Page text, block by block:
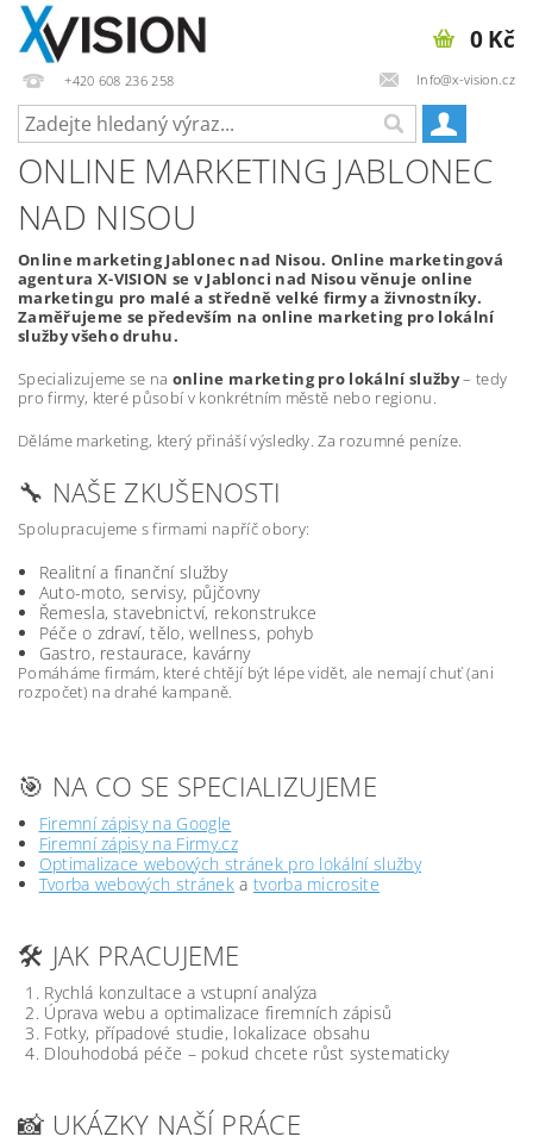
+420 608 236 258 Info@x-vision.cz
0 Kč
ONLINE MARKETING JABLONEC
NAD NISOU
Online marketing Jablonec nad Nisou. Online marketingová
agentura X-VISION se v Jablonci nad Nisou věnuje online
marketingu pro malé a středně velké firmy a živnostníky.
Zaměřujeme se především na online marketing pro lokální
služby všeho druhu.
Specializujeme se na online marketing pro lokální služby– tedy
pro firmy, které působí v konkrétním městě nebo regionu.
Děláme marketing, který přináší výsledky. Za rozumné peníze.
🔧 NAŠE ZKUŠENOSTI
Spolupracujeme s firmami napříč obory:
Realitní a finanční služby
Auto-moto, servisy, půjčovny
Řemesla, stavebnictví, rekonstrukce
Péče o zdraví, tělo, wellness, pohyb
Gastro, restaurace, kavárny
Pomáháme firmám, které chtějí být lépe vidět, ale nemají chuť (ani
rozpočet) na drahé kampaně.
🎯 NA CO SE SPECIALIZUJEME
Firemní zápisy na Google
Firemní zápisy na Firmy.cz
Optimalizace webových stránek pro lokální služby
Tvorba webových stráneka tvorba microsite
🛠️ JAK PRACUJEME
Rychlá konzultace a vstupní analýza
Úprava webu a optimalizace firemních zápisů
Fotky, případové studie, lokalizace obsahu
Dlouhodobá péče – pokud chcete růst systematicky
📸 UKÁZKY NAŠÍ PRÁCE